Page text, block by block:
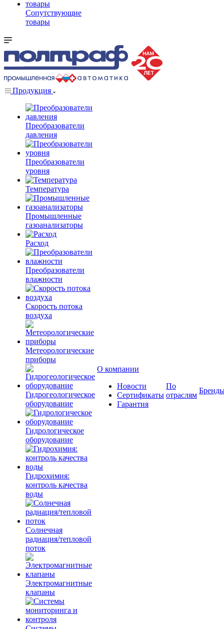
Сопутствующие
товары
Продукция
Преобразователи
давления
Преобразователи
уровня
Температура
Промышленные
газоанализаторы
Расход
Преобразователи
влажности
Скорость потока
воздуха
Метеорологические
приборы
Гидрогеологическое
оборудование
Гидрологическое
оборудование
Гидрохимия:
контроль качества
воды
Солнечная
радиация/тепловой
поток
Электромагнитные
клапаны
О компании
Новости
Сертификаты
Гарантия
По
отраслям